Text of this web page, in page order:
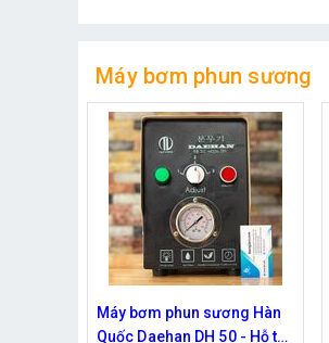
Máy bơm phun sương
Máy bơm phun sương làm
mát công suât lớn Hawin